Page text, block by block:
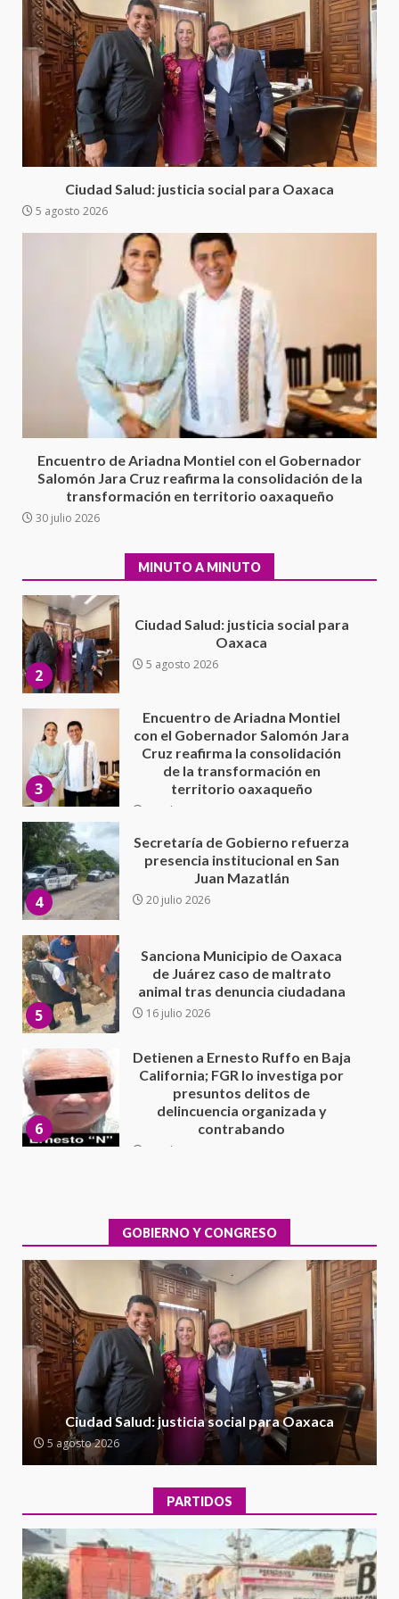
Ciudad Salud: justicia social para Oaxaca
5 agosto 2026
Encuentro de Ariadna Montiel con el Gobernador
Salomón Jara Cruz reafirma la consolidación de la
transformación en territorio oaxaqueño
30 julio 2026
MINUTO A MINUTO
5
Sanciona Municipio de Oaxaca
de Juárez caso de maltrato
animal tras denuncia ciudadana
16 julio 2026
Detienen a Ernesto Ruffo en Baja
California; FGR lo investiga por
presuntos delitos de
16 julio 2026
Sin paso carretera Oaxaca-
Cuacnopalan
26 junio 2026
Exhorta Poder Legislativo al
IEEPO y al Iocied a realizar una
evaluación técnica y estructural
integral de las instalaciones de la
Moisés Sáenz Garza
5 agosto 2026
5 agosto 2026
3
con el Gobernador Salomón Jara
Cruz reafirma la consolidación
de la transformación en
4
Secretaría de Gobierno refuerza
presencia institucional en San
Juan Mazatlán
20 julio 2026
5
Sanciona Municipio de Oaxaca
de Juárez caso de maltrato
animal tras denuncia ciudadana
16 julio 2026
6
California; FGR lo investiga por
presuntos delitos de
delincuencia organizada y
contrabando
7
Sin paso carretera Oaxaca-
Cuacnopalan
26 junio 2026
1
integral de las instalaciones de la
Escuela Secundaria General
Moisés Sáenz Garza
5 agosto 2026
2
Ciudad Salud: justicia social para
Oaxaca
5 agosto 2026
3
Encuentro de Ariadna Montiel
con el Gobernador Salomón Jara
Cruz reafirma la consolidación
de la transformación en
territorio oaxaqueño
30 julio 2026
4
presencia institucional en San
Juan Mazatlán
20 julio 2026
GOBIERNO Y CONGRESO
Ciudad Salud: justicia social para Oaxaca
5 agosto 2026
PARTIDOS